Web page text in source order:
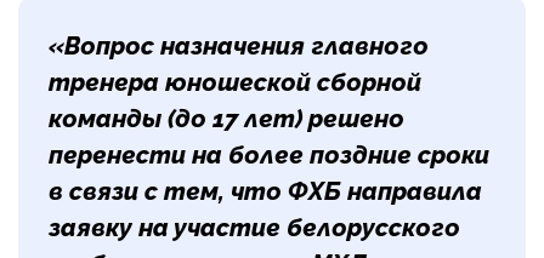
«Вопрос назначения главного
тренера юношеской сборной
команды (до 17 лет) решено
перенести на более поздние сроки
в связи с тем, что ФХБ направила
заявку на участие белорусского